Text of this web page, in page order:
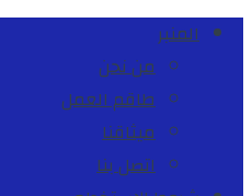
المنبر
من نحن
طاقم العمل
ميثاقنا
اتصل بنا